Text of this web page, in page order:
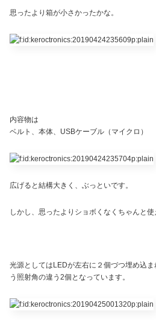
思ったより箱が小さかったかな。
内容物は
ベルト、本体、USBケーブル（マイクロ）
広げると結構大きく、ぶっといです。
しかし、思ったよりショボくなくちゃんと使
光源としてはLEDが左右に２個づつ埋め込
う照射角の違う2個となっています。